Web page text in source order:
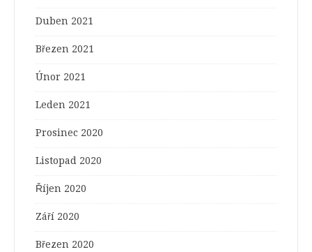
Duben 2021
Březen 2021
Únor 2021
Leden 2021
Prosinec 2020
Listopad 2020
Říjen 2020
Září 2020
Březen 2020